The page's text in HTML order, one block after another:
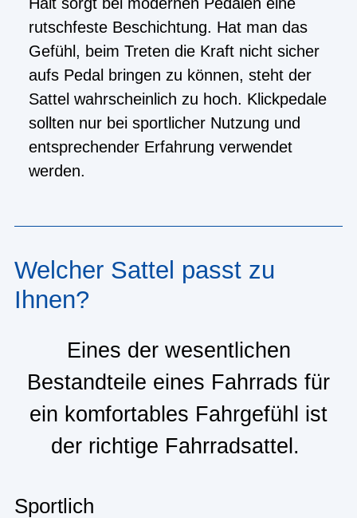
rutschfeste Beschichtung. Hat man das
Gefühl, beim Treten die Kraft nicht sicher
aufs Pedal bringen zu können, steht der
Sattel wahrscheinlich zu hoch. Klickpedale
sollten nur bei sportlicher Nutzung und
entsprechender Erfahrung verwendet
werden.
Welcher Sattel passt zu
Ihnen?
Eines der wesentlichen
Bestandteile eines Fahrrads für
ein komfortables Fahrgefühl ist
der richtige Fahrradsattel.
Sportlich